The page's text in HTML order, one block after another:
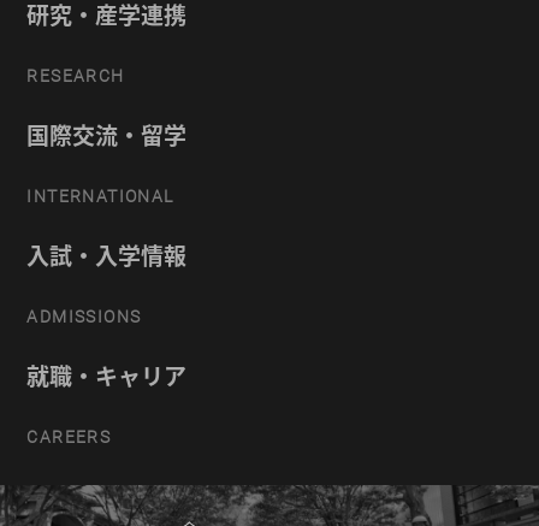
研究・産学連携
RESEARCH
国際交流・留学
INTERNATIONAL
入試・入学情報
ADMISSIONS
就職・キャリア
CAREERS